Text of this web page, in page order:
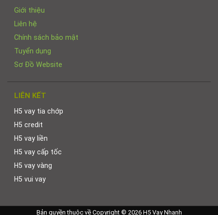
Giới thiệu
Liên hệ
Chính sách bảo mật
Tuyển dụng
Sơ Đồ Website
LIÊN KẾT
H5 vay tia chớp
H5 credit
H5 vay liền
H5 vay cấp tốc
H5 vay vàng
H5 vui vay
Bản quyền thuộc về Copyright © 2026 H5 Vay Nhanh